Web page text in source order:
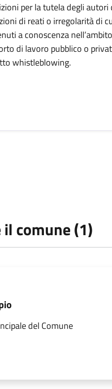
per la tutela degli autori
di reati o irregolarità di
a conoscenza
di lavoro pubblico o
whistleblowing.
comune (1)
del Comune